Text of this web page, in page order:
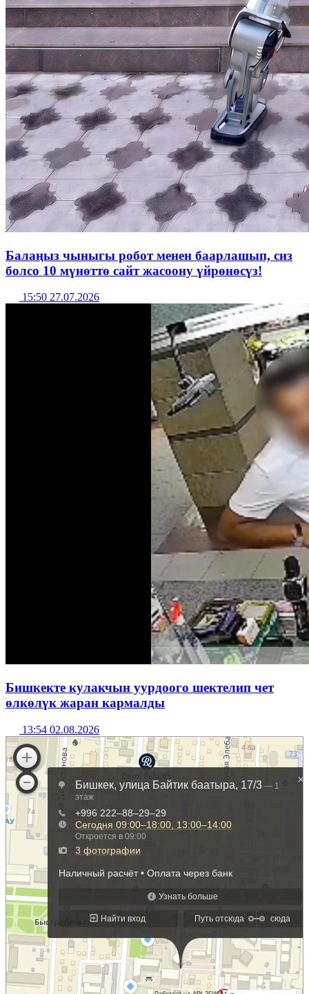
Балаңыз чыныгы робот менен баарлашып, сиз
болсо 10 мүнөттө сайт жасоону үйрөнөсүз!
15:50 27.07.2026
Бишкекте кулакчын уурдоого шектелип чет
өлкөлүк жаран кармалды
13:54 02.08.2026